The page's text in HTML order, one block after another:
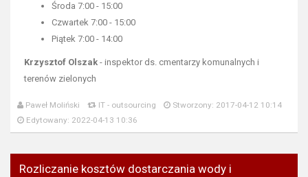
Środa 7:00 - 15:00
Czwartek 7:00 - 15:00
Piątek 7:00 - 14:00
Krzysztof Olszak - inspektor ds. cmentarzy komunalnych i
terenów zielonych
Paweł Moliński IT - outsourcing
Stworzony: 2017-04-12 10:14
Edytowany: 2022-04-13 10:36
Rozliczanie kosztów dostarczania wody i